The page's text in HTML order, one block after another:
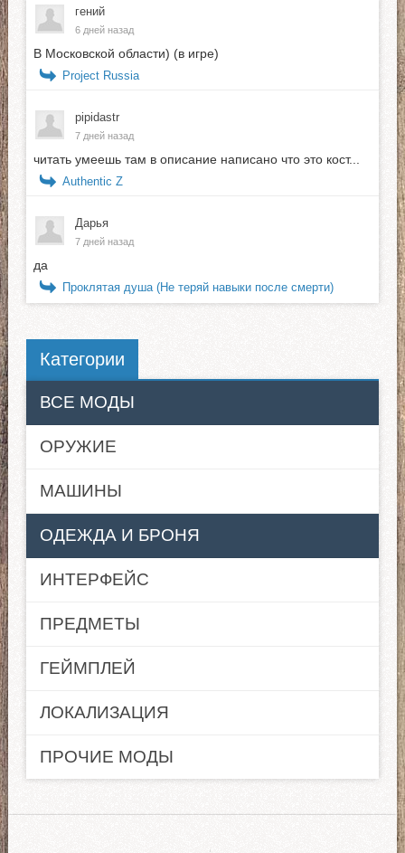
гений
6 дней назад
В Московской области) (в игре)
Project Russia
pipidastr
7 дней назад
читать умеешь там в описание написано что это кост...
Authentic Z
Дарья
7 дней назад
да
Проклятая душа (Не теряй навыки после смерти)
Категории
ВСЕ МОДЫ
ОРУЖИЕ
МАШИНЫ
ОДЕЖДА И БРОНЯ
ИНТЕРФЕЙС
ПРЕДМЕТЫ
ГЕЙМПЛЕЙ
ЛОКАЛИЗАЦИЯ
ПРОЧИЕ МОДЫ